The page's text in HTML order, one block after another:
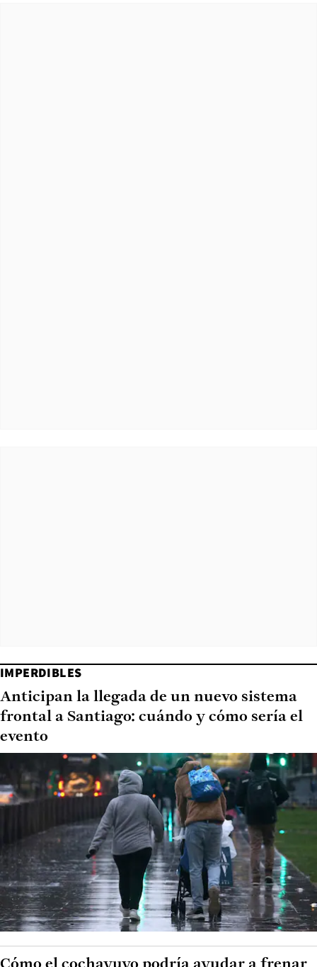
IMPERDIBLES
Anticipan la llegada de un nuevo sistema
frontal a Santiago: cuándo y cómo sería el
evento